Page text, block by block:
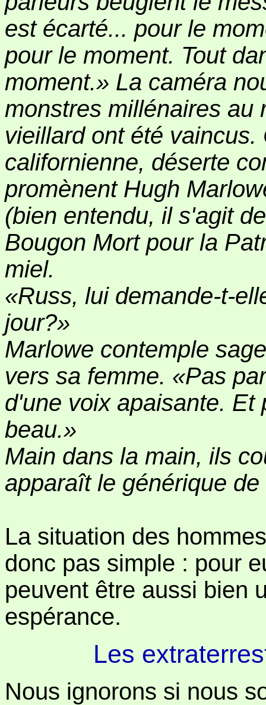
est écarté... pour le
pour le moment. Tout
moment.» La caméra
monstres millénaires au
vieillard ont été
californienne, déserte
promènent Hugh
(bien entendu, il s'agit
Bougon Mort pour la
miel.
«Russ, lui demande-t-
jour?»
Marlowe contemple
vers sa femme. «Pas
d'une voix apaisante. Et
beau.»
Main dans la main, ils
apparaît le générique de
La situation des
donc pas simple : pour
peuvent être aussi bien
espérance.
Les
Nous ignorons si nous